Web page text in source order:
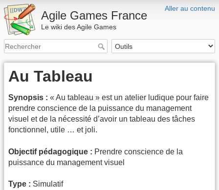
Aller au contenu
Agile Games France
Le wiki des Agile Games
Au Tableau
Synopsis : « Au tableau » est un atelier ludique pour faire
prendre conscience de la puissance du management
visuel et de la nécessité d’avoir un tableau des tâches
fonctionnel, utile … et joli.
Objectif pédagogique : Prendre conscience de la
puissance du management visuel
Type : Simulatif